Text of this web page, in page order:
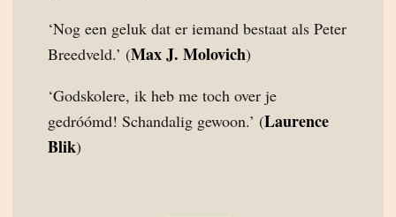
‘Nog een geluk dat er iemand bestaat als Peter
Breedveld.’ (Max J. Molovich)
‘Godskolere, ik heb me toch over je
gedróómd! Schandalig gewoon.’ (Laurence
Blik)